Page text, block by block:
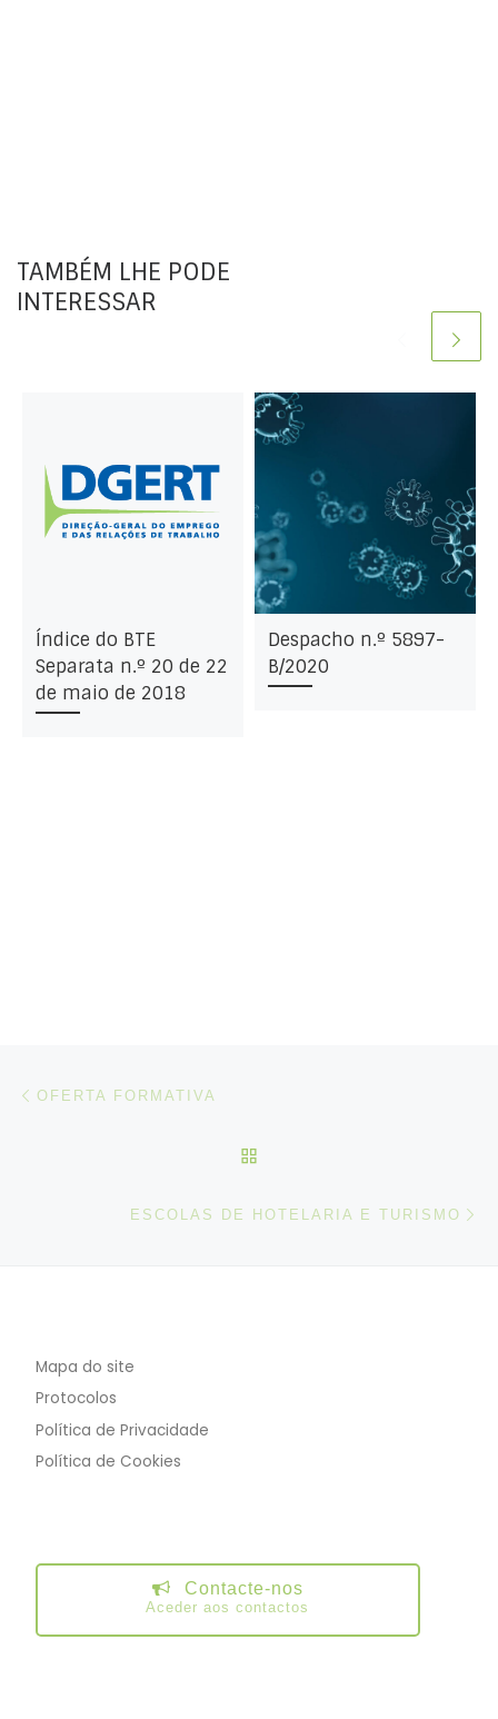
TAMBÉM LHE PODE
INTERESSAR
Índice do BTE
Separata n.º 20 de 22
de maio de 2018
Despacho n.º 5897-
B/2020
Post navigation
OFERTA FORMATIVA
ESCOLAS DE HOTELARIA E TURISMO
Mapa do site
Protocolos
Política de Privacidade
Política de Cookies
Contacte-nos
Aceder aos contactos